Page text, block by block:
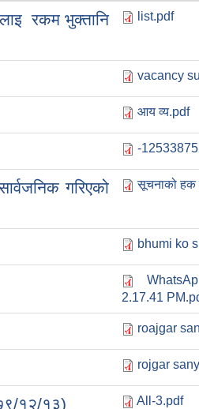
रकम भुक्तानि
list.pdf
vacancy
आय व्य.pdf
-
गरिएको
सूचनाको हक
bhumi ko
2.17.41
roajgar
rojgar
१२/१३) All-3.pdf